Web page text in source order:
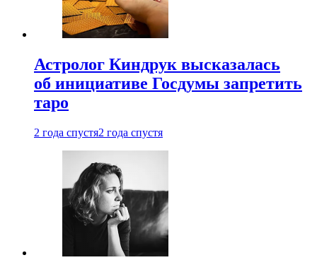
Астролог Киндрук высказалась
об инициативе Госдумы запретить
таро
2 года спустя2 года спустя